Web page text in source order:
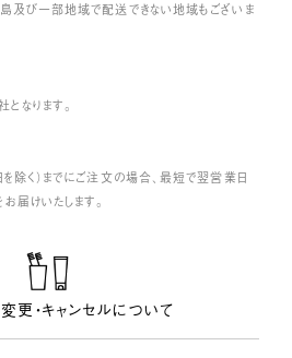
及び一部地域で配送できない地域もございま
なります。
を除く）までにご注文の場合、最短で翌営業日
届けいたします。
更・キャンセルについて